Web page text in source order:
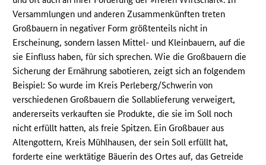
Versammlungen und anderen Zusammenkünften treten
Großbauern in negativer Form größtenteils nicht in
Erscheinung, sondern lassen Mittel- und Kleinbauern, auf die
sie Einfluss haben, für sich sprechen. Wie die Großbauern die
Sicherung der Ernährung sabotieren, zeigt sich an folgendem
Beispiel: So wurde im Kreis Perleberg/Schwerin von
verschiedenen Großbauern die Sollablieferung verweigert,
andererseits verkauften sie Produkte, die sie im Soll noch
nicht erfüllt hatten, als freie Spitzen. Ein Großbauer aus
Altengottern, Kreis Mühlhausen, der sein Soll erfüllt hat,
forderte eine werktätige Bäuerin des Ortes auf, das Getreide